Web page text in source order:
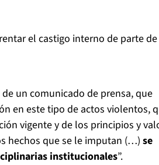
el castigo interno de parte
un comunicado de prensa, que
en este tipo de actos violentos,
vigente y de los principios y
hechos que se le imputan (…) se
institucionales”.